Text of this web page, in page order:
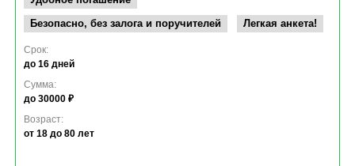
Безопасно, без залога и поручителей
Легкая анкета!
Срок:
до 16 дней
Сумма:
до 30000 ₽
Возраст:
от 18 до 80 лет